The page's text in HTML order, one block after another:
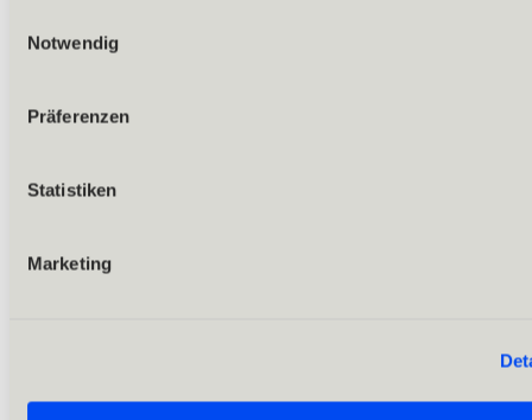
Notwendig
Präferenzen
Statistiken
Marketing